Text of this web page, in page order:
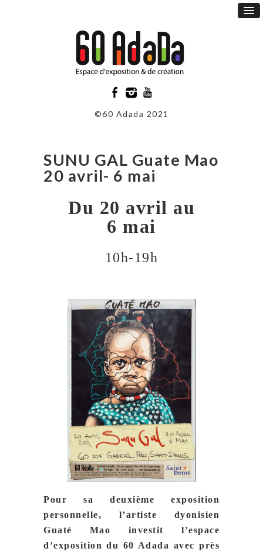
©60 Adada 2021
SUNU GAL Guate Mao
20 avril- 6 mai
Du 20 avril au
6 mai
10h-19h
Pour sa deuxième exposition
personnelle, l’artiste dyonisien
Guaté Mao investit l’espace
d’exposition du 60 Adada avec près